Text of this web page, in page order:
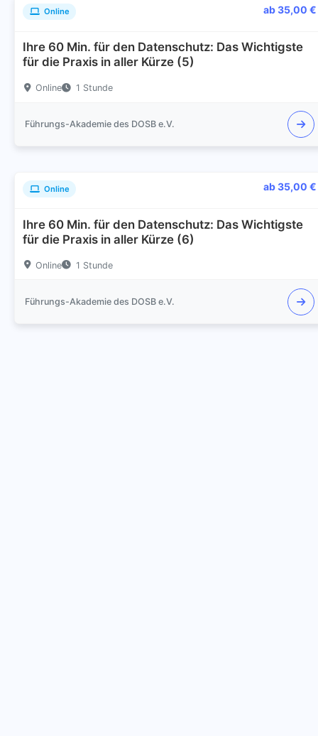
Online ab 35,00 €
Ihre 60 Min. für den Datenschutz: Das Wichtigste
für die Praxis in aller Kürze (5)
Online 1 Stunde
Führungs-Akademie des DOSB e.V.
Online ab 35,00 €
Ihre 60 Min. für den Datenschutz: Das Wichtigste
für die Praxis in aller Kürze (6)
Online 1 Stunde
Führungs-Akademie des DOSB e.V.